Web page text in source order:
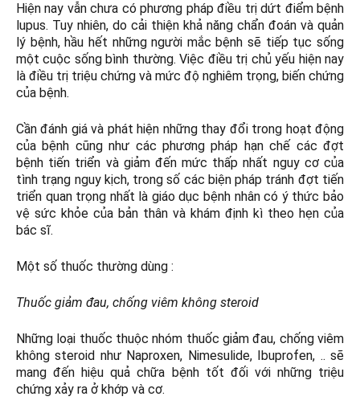
Hiện nay vẫn chưa có phương pháp điều trị dứt điểm bệnh
lupus. Tuy nhiên, do cải thiện khả năng chẩn đoán và quản
lý bệnh, hầu hết những người mắc bệnh sẽ tiếp tục sống
một cuộc sống bình thường. Việc điều trị chủ yếu hiện nay
là điều trị triệu chứng và mức độ nghiêm trọng, biến chứng
của bệnh.
Cần đánh giá và phát hiện những thay đổi trong hoạt động
của bệnh cũng như các phương pháp hạn chế các đợt
bệnh tiến triển và giảm đến mức thấp nhất nguy cơ của
tình trạng nguy kịch, trong số các biện pháp tránh đợt tiến
triển quan trọng nhất là giáo dục bệnh nhân có ý thức bảo
vệ sức khỏe của bản thân và khám định kì theo hẹn của
bác sĩ.
Một số thuốc thường dùng :
Thuốc giảm đau, chống viêm không steroid
Những loại thuốc thuộc nhóm thuốc giảm đau, chống viêm
không steroid như Naproxen, Nimesulide, Ibuprofen, .. sẽ
mang đến hiệu quả chữa bệnh tốt đối với những triệu
chứng xảy ra ở khớp và cơ.